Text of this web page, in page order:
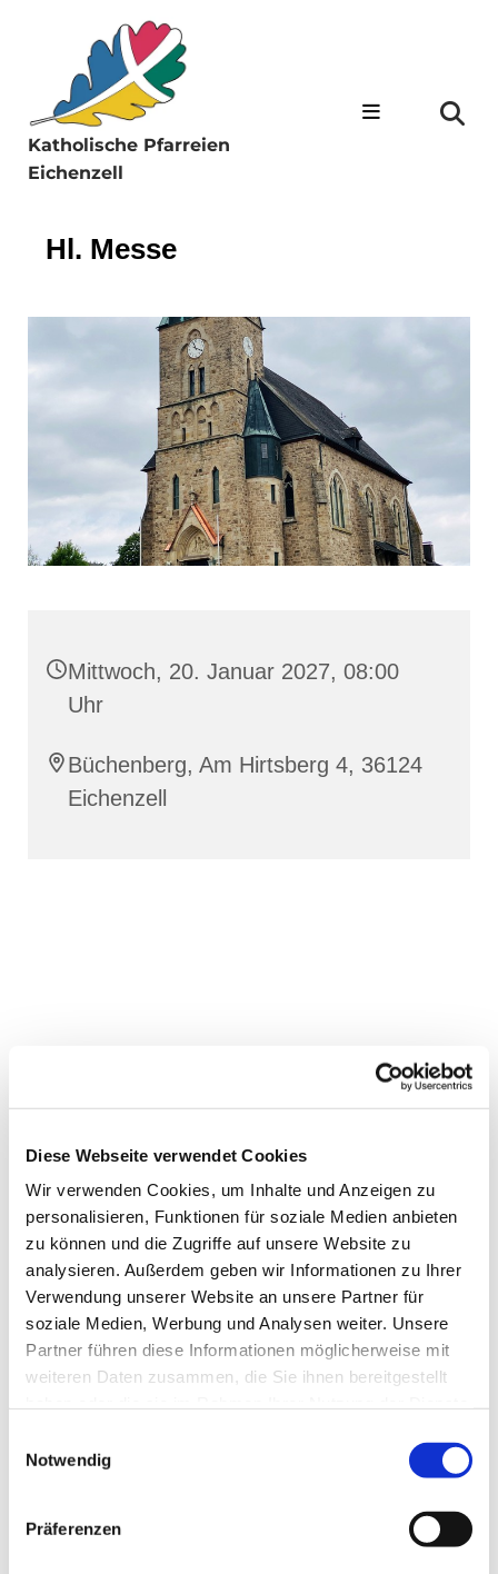
Diese Webseite verwendet Cookies
Wir verwenden Cookies, um Inhalte und Anzeigen zu
personalisieren, Funktionen für soziale Medien anbieten
zu können und die Zugriffe auf unsere Website zu
analysieren. Außerdem geben wir Informationen zu Ihrer
Verwendung unserer Website an unsere Partner für
soziale Medien, Werbung und Analysen weiter. Unsere
Partner führen diese Informationen möglicherweise mit
weiteren Daten zusammen, die Sie ihnen bereitgestellt
Notwendig
Präferenzen
Katholische Pfarreien
Eichenzell
Hl. Messe
Mittwoch, 20. Januar 2027, 08:00
Uhr
Büchenberg, Am Hirtsberg 4, 36124
Eichenzell
Dies könnte Sie auch
interessieren